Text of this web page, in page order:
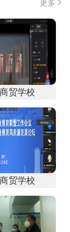
更多 
贸学校
贸学校